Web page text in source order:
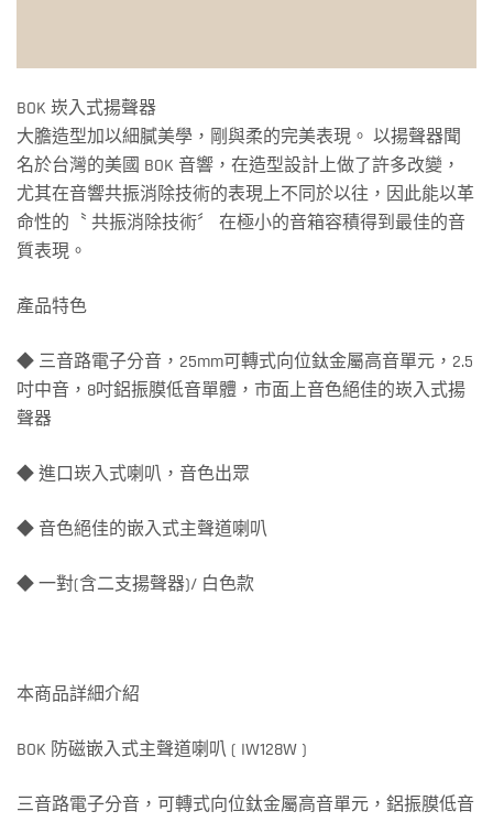
BOK 崁入式揚聲器
大膽造型加以細膩美學，剛與柔的完美表現。 以揚聲器聞
名於台灣的美國 BOK 音響，在造型設計上做了許多改變，
尤其在音響共振消除技術的表現上不同於以往，因此能以革
命性的〝 共振消除技術〞 在極小的音箱容積得到最佳的音
質表現。
產品特色
◆ 三音路電子分音，25mm可轉式向位鈦金屬高音單元，2.5
吋中音，8吋鋁振膜低音單體，市面上音色絕佳的崁入式揚
聲器
◆ 進口崁入式喇叭，音色出眾
◆ 音色絕佳的嵌入式主聲道喇叭
◆ 一對(含二支揚聲器)/ 白色款
本商品詳細介紹
BOK 防磁嵌入式主聲道喇叭 ( IW128W )
三音路電子分音，可轉式向位鈦金屬高音單元，鋁振膜低音